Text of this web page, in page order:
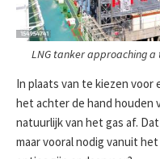
LNG tanker approaching
In plaats van te kiezen
het achter de hand houden
natuurlijk van het gas af.
maar vooral nodig vanuit